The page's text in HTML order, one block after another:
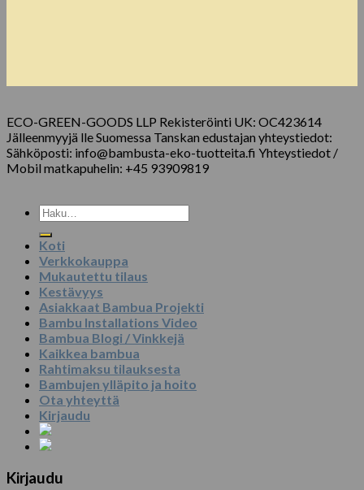
ECO-GREEN-GOODS LLP Rekisteröinti UK: OC423614
Jälleenmyyjä lle Suomessa Tanskan edustajan yhteystiedot:
Sähköposti: info@bambusta-eko-tuotteita.fi Yhteystiedot /
Mobil matkapuhelin: +45 93909819
Etsi:
Koti
Verkkokauppa
Mukautettu tilaus
Kestävyys
Asiakkaat Bambua Projekti
Bambu Installations Video
Bambua Blogi / Vinkkejä
Kaikkea bambua
Rahtimaksu tilauksesta
Bambujen ylläpito ja hoito
Ota yhteyttä
Kirjaudu
Kirjaudu